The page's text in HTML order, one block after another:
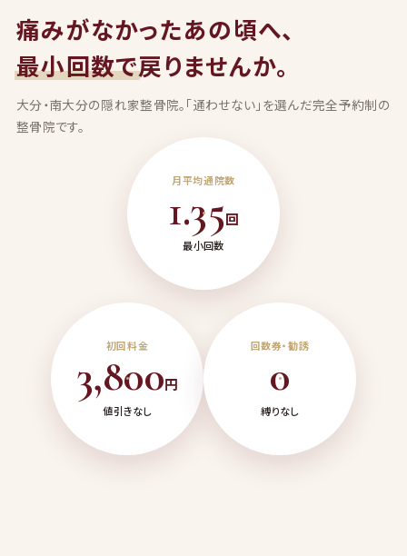
痛みがなかったあの頃へ、
最小回数で戻りませんか。
大分・南大分の隠れ家整骨院。「通わせない」を選んだ完全予約制の
整骨院です。
月平均通院数
1.35回
最小回数
初回料金
3,800円
値引きなし
回数券・勧誘
0
縛りなし